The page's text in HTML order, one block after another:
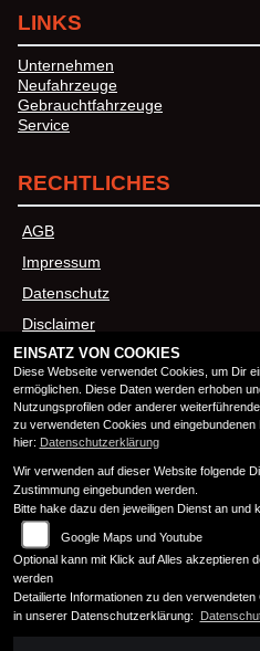
LINKS
Unternehmen
Neufahrzeuge
Gebrauchtfahrzeuge
Service
RECHTLICHES
AGB
Impressum
Datenschutz
Disclaimer
Barrierefreiheit
ÖFFNUNGSZEITEN
Montag:
Dienstag:
Mittwoch:
Donnerstag:
Freitag:
Samstag:
Sonntag:
EINSATZ VON COOKIES
Diese Webseite verwendet Cookies, um Dir
ermöglichen. Diese Daten werden erhoben
Nutzungsprofilen oder anderer
zu verwendeten Cookies und eingebundenen
hier: Datenschutzerklärung
Wir verwenden auf dieser Website folgende
Zustimmung eingebunden werden.
Bitte hake dazu den jeweiligen Dienst an und
Google Maps und Youtube
Optional kann mit Klick auf Alles akzeptieren
werden
Detailierte Informationen zu den
in unserer Datenschutzerklärung: